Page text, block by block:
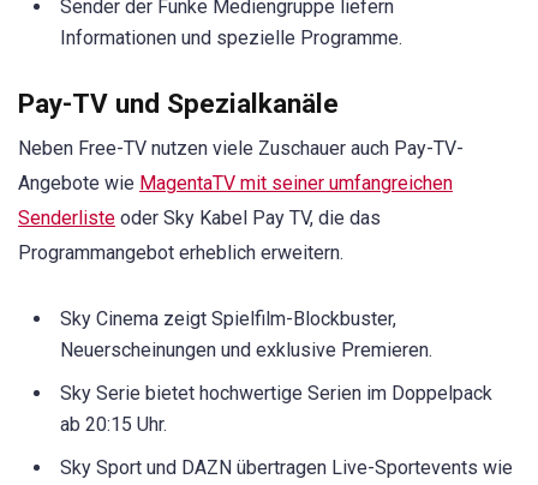
Sender der Funke Mediengruppe liefern
Informationen und spezielle Programme.
Pay-TV und Spezialkanäle
Neben Free-TV nutzen viele Zuschauer auch Pay-TV-
Angebote wie MagentaTV mit seiner umfangreichen
Senderliste oder Sky Kabel Pay TV, die das
Programmangebot erheblich erweitern.
Sky Cinema zeigt Spielfilm-Blockbuster,
Neuerscheinungen und exklusive Premieren.
Sky Serie bietet hochwertige Serien im Doppelpack
ab 20:15 Uhr.
Sky Sport und DAZN übertragen Live-Sportevents wie